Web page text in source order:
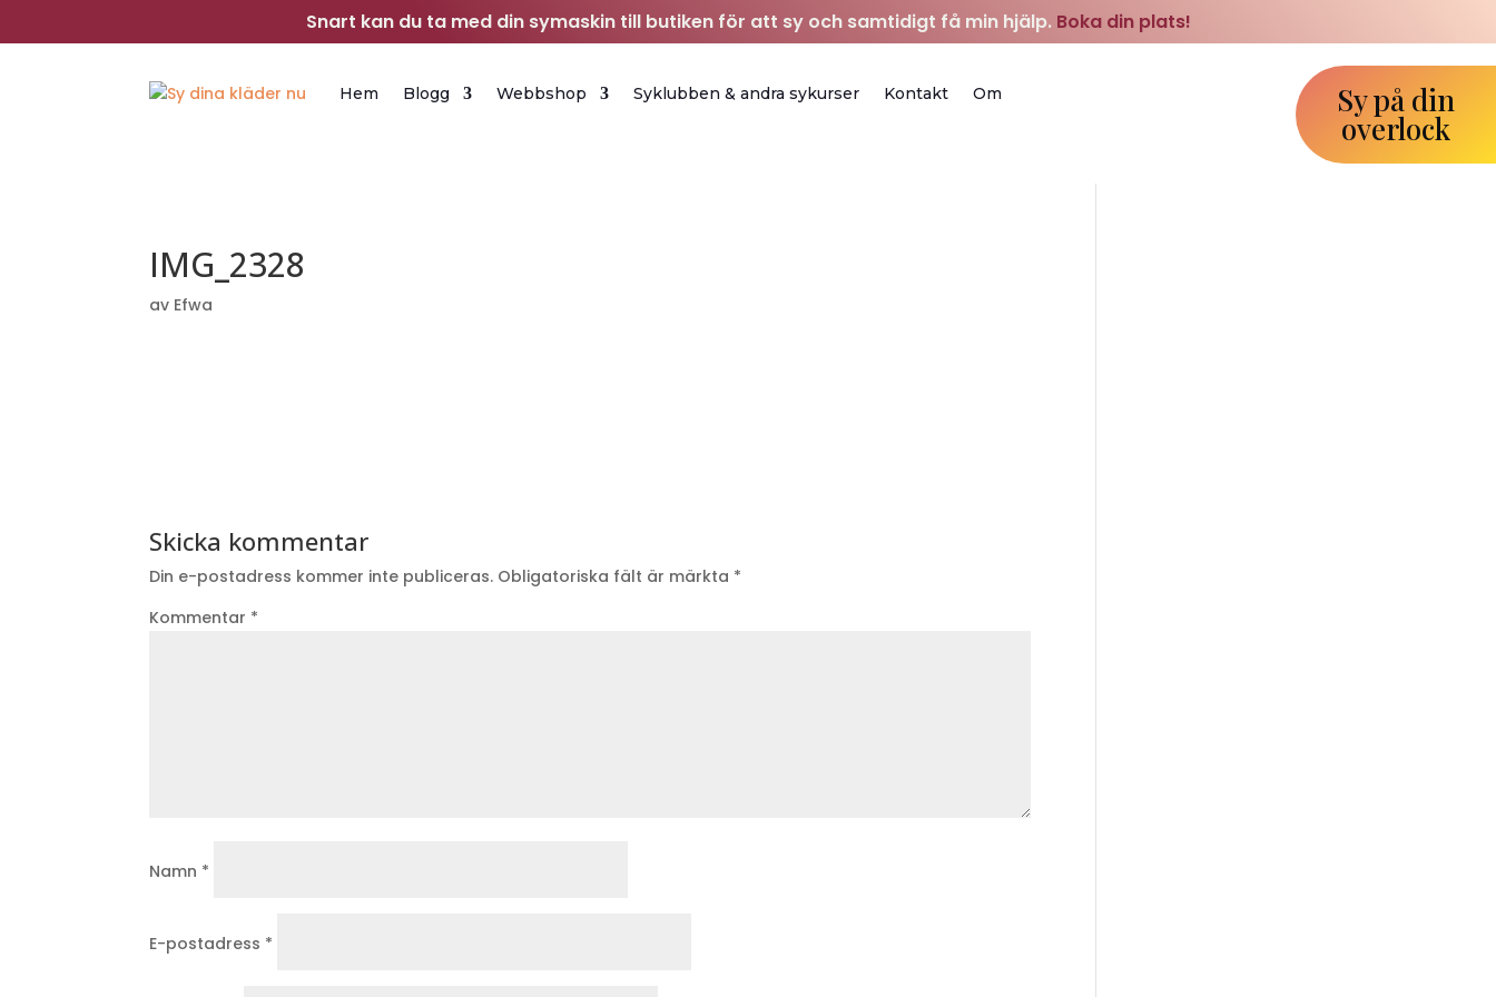
Snart kan du ta med din symaskin till butiken för att sy och samtidigt få min hjälp. Boka din plats!
Hem Blogg Webbshop Syklubben & andra sykurser Kontakt Om Sy på din
overlock
IMG_2328
av Efwa
Skicka kommentar
Din e-postadress kommer inte publiceras. Obligatoriska fält är märkta *
Kommentar *
Namn *
E-postadress *